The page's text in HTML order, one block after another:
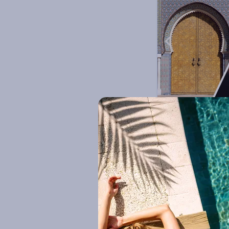
Circuit Fès &
Circuit Maroc - Fès
4 à 9 nuits
Vol inclus
Dès 392
/pers.
pour 5 jours / 4